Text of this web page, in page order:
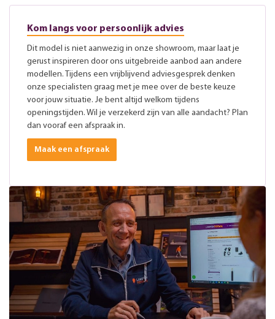
Kom langs voor persoonlijk advies
Dit model is niet aanwezig in onze showroom, maar laat je
gerust inspireren door ons uitgebreide aanbod aan andere
modellen. Tijdens een vrijblijvend adviesgesprek denken
onze specialisten graag met je mee over de beste keuze
voor jouw situatie. Je bent altijd welkom tijdens
openingstijden. Wil je verzekerd zijn van alle aandacht? Plan
dan vooraf een afspraak in.
Maak een afspraak